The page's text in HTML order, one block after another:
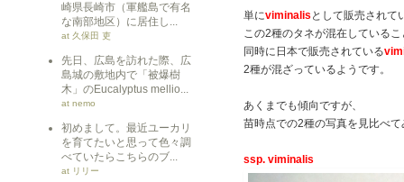
崎県長崎市（軍艦島で有名
な南部地区）に居住し...
at 久保田 吏
先日、広島を訪れた際、広
島城の敷地内で「被爆樹
木」のEucalyptus mellio...
at nemo
初めまして。最近ユーカリ
を育てたいと思って色々調
べていたらこちらのブ...
at リリー
単にviminalis として販売されて
この2種のタネが混在している
同時に日本で販売されている
2種が混ざっているようです。
あくまでも傾向ですが、
苗時点での2種の写真を見比べ
ssp. viminalis